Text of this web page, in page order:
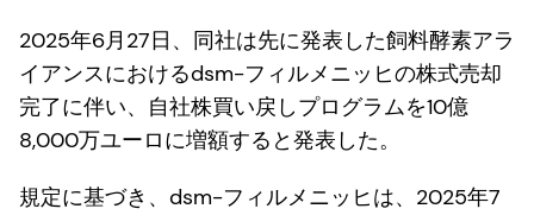
2025年6月27日、同社は先に発表した飼料酵素アラ
イアンスにおけるdsm-フィルメニッヒの株式売却
完了に伴い、自社株買い戻しプログラムを10億
8,000万ユーロに増額すると発表した。
規定に基づき、dsm-フィルメニッヒは、2025年7